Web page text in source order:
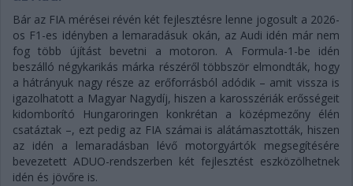
Bár az FIA mérései révén két fejlesztésre lenne jogosult a 2026-
os F1-es idényben a lemaradásuk okán, az Audi idén már nem
fog több újítást bevetni a motoron. A Formula-1-be idén
beszálló négykarikás márka részéről többször elmondták, hogy
a hátrányuk nagy része az erőforrásból adódik – amit vissza is
igazolhatott a Magyar Nagydíj, hiszen a karosszériák erősségeit
kidomborító Hungaroringen konkrétan a középmezőny élén
csatáztak –, ezt pedig az FIA számai is alátámasztották, hiszen
az idén a lemaradásban lévő motorgyártók megsegítésére
bevezetett ADUO-rendszerben két fejlesztést eszközölhetnek
idén és jövőre is.